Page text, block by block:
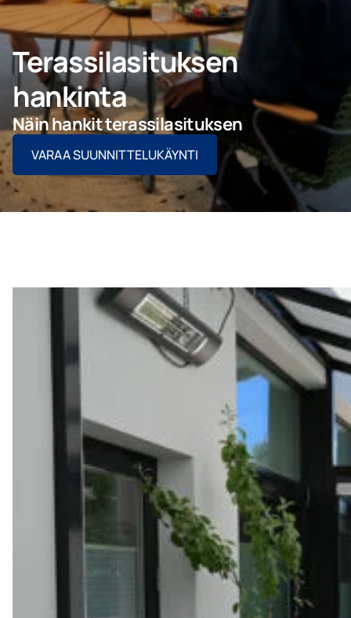
Ammattilaisille
Yritys
Ota yhteyttä
PYYDÄ TARJOUS
Terassilasituksen
hankinta
Näin hankit terassilasituksen
VARAA SUUNNITTELUKÄYNTI